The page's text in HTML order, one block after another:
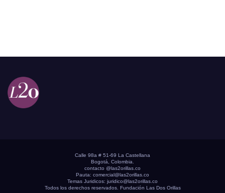
Calle 98a # 51-69 La Castellana
Bogotá, Colombia.
contacto @las2orillas.co
Pauta: comercial@las2orillas.co
Temas Juridicos: juridico@las2orillas.co
Todos los derechos reservados. Fundación Las Dos Orillas